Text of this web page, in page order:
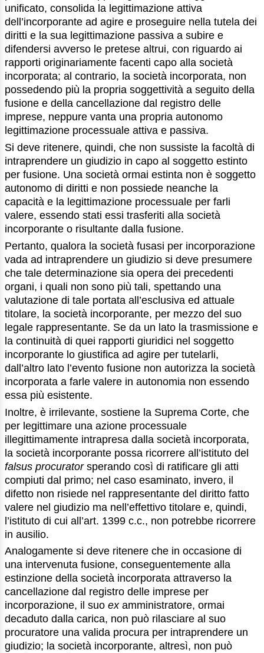
unificato, consolida la legittimazione attiva
dell’incorporante ad agire e proseguire nella tutela dei
diritti e la sua legittimazione passiva a subire e
difendersi avverso le pretese altrui, con riguardo ai
rapporti originariamente facenti capo alla società
incorporata; al contrario, la società incorporata, non
possedendo più la propria soggettività a seguito della
fusione e della cancellazione dal registro delle
imprese, neppure vanta una propria autonomo
legittimazione processuale attiva e passiva.
Si deve ritenere, quindi, che non sussiste la facoltà di
intraprendere un giudizio in capo al soggetto estinto
per fusione. Una società ormai estinta non è soggetto
autonomo di diritti e non possiede neanche la
capacità e la legittimazione processuale per farli
valere, essendo stati essi trasferiti alla società
incorporante o risultante dalla fusione.
Pertanto, qualora la società fusasi per incorporazione
vada ad intraprendere un giudizio si deve presumere
che tale determinazione sia opera dei precedenti
organi, i quali non sono più tali, spettando una
valutazione di tale portata all’esclusiva ed attuale
titolare, la società incorporante, per mezzo del suo
legale rappresentante. Se da un lato la trasmissione e
la continuità di quei rapporti giuridici nel soggetto
incorporante lo giustifica ad agire per tutelarli,
dall’altro lato l’evento fusione non autorizza la società
incorporata a farle valere in autonomia non essendo
essa più esistente.
Inoltre, è irrilevante, sostiene la Suprema Corte, che
per legittimare una azione processuale
illegittimamente intrapresa dalla società incorporata,
la società incorporante possa ricorrere all’istituto del
falsus procuratorsperando così di ratificare gli atti
compiuti dal primo; nel caso esaminato, invero, il
difetto non risiede nel rappresentante del diritto fatto
valere nel giudizio ma nell’effettivo titolare e, quindi,
l’istituto di cui all’art. 1399 c.c., non potrebbe ricorrere
in ausilio.
Analogamente si deve ritenere che in occasione di
una intervenuta fusione, conseguentemente alla
estinzione della società incorporata attraverso la
cancellazione dal registro delle imprese per
incorporazione, il suo examministratore, ormai
decaduto dalla carica, non può rilasciare al suo
procuratore una valida procura per intraprendere un
giudizio; la società incorporante, altresì, non può